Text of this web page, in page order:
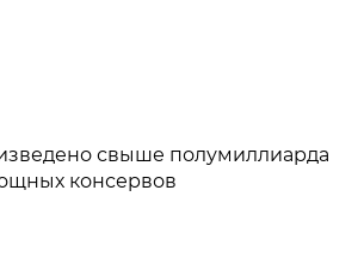
свыше полумиллиарда
консервов